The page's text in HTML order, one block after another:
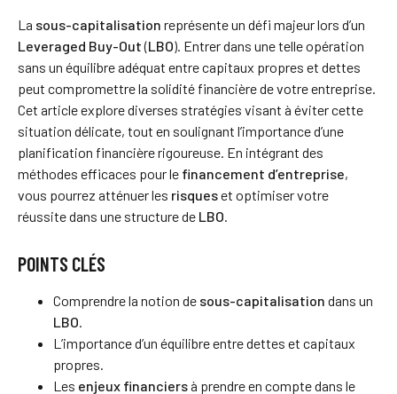
La sous-capitalisation représente un défi majeur lors d’un
Leveraged Buy-Out(LBO). Entrer dans une telle opération
sans un équilibre adéquat entre capitaux propres et dettes
peut compromettre la solidité financière de votre entreprise.
Cet article explore diverses stratégies visant à éviter cette
situation délicate, tout en soulignant l’importance d’une
planification financière rigoureuse. En intégrant des
méthodes efficaces pour le financement d’entreprise,
vous pourrez atténuer les risqueset optimiser votre
réussite dans une structure de LBO.
POINTS CLÉS
Comprendre la notion de sous-capitalisation dans un
LBO.
L’importance d’un équilibre entre dettes et capitaux
propres.
Les enjeux financiersà prendre en compte dans le